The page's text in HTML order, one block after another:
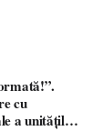
cu
a unităților